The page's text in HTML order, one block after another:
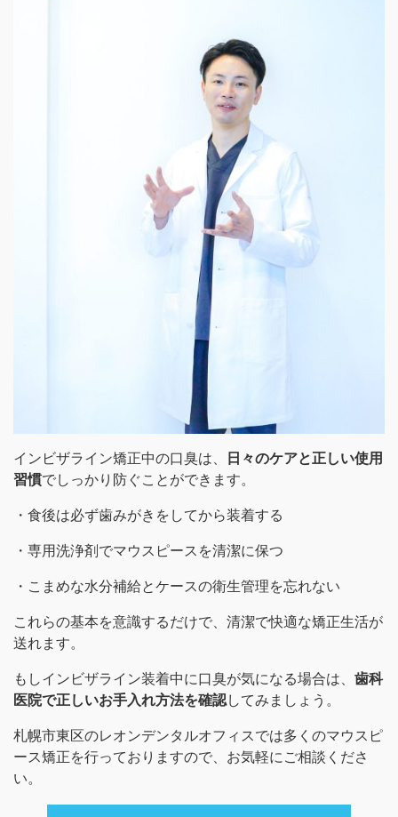
インビザライン矯正中の口臭は、
日々のケアと正しい使用
習慣でしっかり防ぐことができます。
・食後は必ず歯みがきをしてから装着する
・専用洗浄剤でマウスピースを清潔に保つ
・こまめな水分補給とケースの衛生管理を忘れない
これらの基本を意識するだけで、清潔で快適な矯正生活が
送れます。
もしインビザライン装着中に口臭が気になる場合は、 歯科
医院で正しいお手入れ方法を確認してみましょう。
札幌市東区のレオンデンタルオフィスでは多くのマウスピ
ース矯正を行っておりますので、お気軽にご相談くださ
い。